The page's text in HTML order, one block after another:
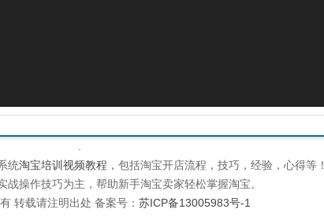
统淘宝培训视频教程 ，包括淘宝开店流程，技巧，经验，心得等！
战操作技巧为主，帮助新手淘宝卖家轻松掌握淘宝。
转载请注明出处 备案号： 苏ICP备13005983号-1